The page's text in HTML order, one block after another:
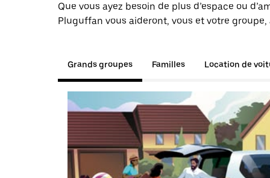
Que vous ayez besoin de plus d’espace ou
Pluguffan vous aideront, vous et votre
Grands groupes Familles Location de